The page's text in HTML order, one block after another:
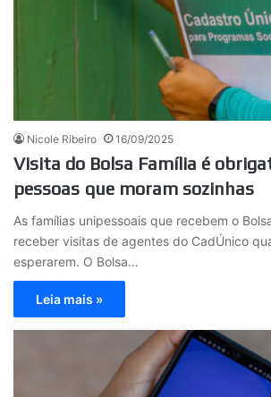
Nicole Ribeiro 16/09/2025
Visita do Bolsa Família é
pessoas que moram sozinhas
As famílias unipessoais que recebem o
receber visitas de agentes do CadÚnico
esperarem. O Bolsa…
Leia mais »